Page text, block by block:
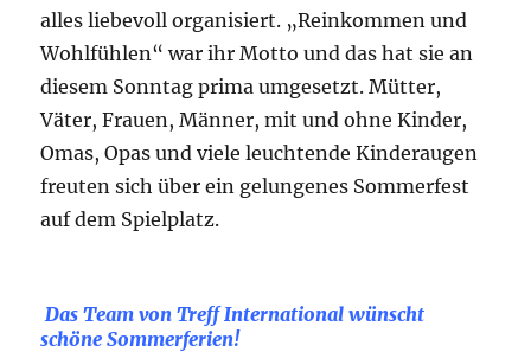
alles liebevoll organisiert. „Reinkommen und
Wohlfühlen“ war ihr Motto und das hat sie an
diesem Sonntag prima umgesetzt. Mütter,
Väter, Frauen, Männer, mit und ohne Kinder,
Omas, Opas und viele leuchtende Kinderaugen
freuten sich über ein gelungenes Sommerfest
auf dem Spielplatz.
Das Team von Treff International wünscht
schöne Sommerferien!